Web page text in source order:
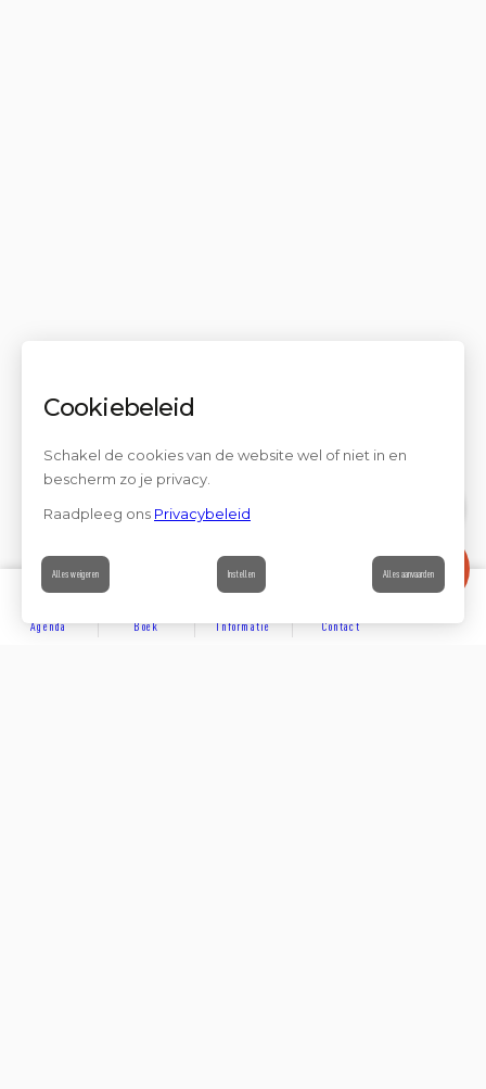
Cookiebeleid
Schakel de cookies van de website wel of niet in en
bescherm zo je privacy.
Raadpleeg ons Privacybeleid
Alles weigeren Instellen Alles aanvaarden
Agenda Boek Informatie Contact